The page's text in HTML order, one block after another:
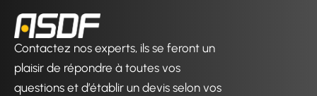
Contactez nos experts, ils se feront un
plaisir de répondre à toutes vos
questions et d’établir un devis selon vos